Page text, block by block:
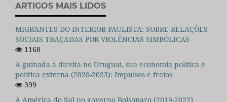
ARTIGOS MAIS LIDOS
MIGRANTES DO INTERIOR PAULISTA: SOBRE RELAÇÕES
SOCIAIS TRAÇADAS POR VIOLÊNCIAS SIMBÓLICAS
1168
A guinada à direita no Uruguai, sua economia política e
política externa (2020-2023): Impulsos e freios
399
A América do Sul no governo Bolsonaro (2019-2022)